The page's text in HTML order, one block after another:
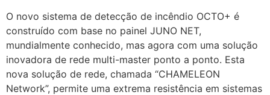
O novo sistema de detecção de incêndio OCTO+ é
construído com base no painel JUNO NET,
mundialmente conhecido, mas agora com uma solução
inovadora de rede multi-master ponto a ponto. Esta
nova solução de rede, chamada “CHAMELEON
Network”, permite uma extrema resistência em sistemas